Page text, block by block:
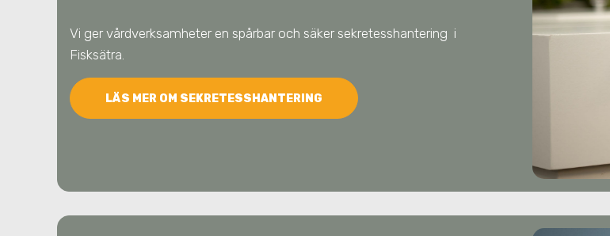
Vi ger vårdverksamheter en spårbar och säker sekretesshantering i
Fisksätra.
LÄS MER OM SEKRETESSHANTERING